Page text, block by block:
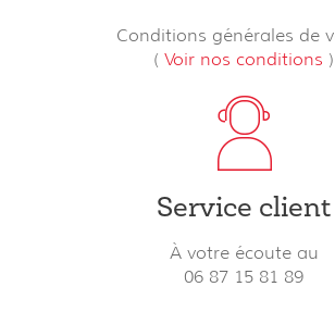
Conditions générales de
( Voir nos conditions )
Service client
À votre écoute au
06 87 15 81 89